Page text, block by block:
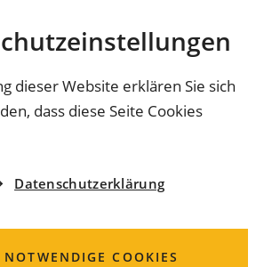
dieser Website erklären Sie sich
dass diese Seite Cookies
Datenschutzerklärung
NOTWENDIGE COOKIES